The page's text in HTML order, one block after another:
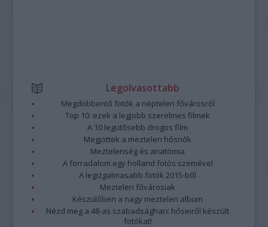
Legolvasottabb
Megdöbbentő fotók a néptelen fővárosról
Top 10: ezek a legjobb szerelmes filmek
A 10 legütősebb drogos film
Megjöttek a meztelen hősnők
Meztelenség és anatómia
A forradalom egy holland fotós szemével
A legizgalmasabb fotók 2015-ből
Meztelen fővárosiak
Készülőben a nagy meztelen album
Nézd meg a 48-as szabadságharc hőseiről készült
fotókat!